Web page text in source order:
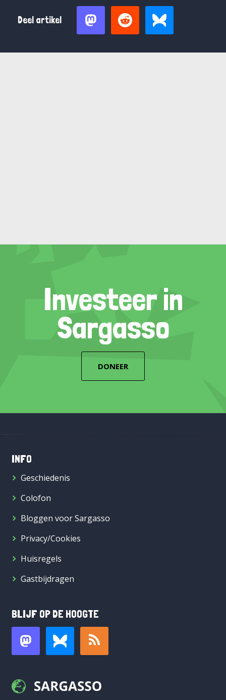
Deel artikel
Investeer in
Sargasso
DONEER
INFO
Geschiedenis
Colofon
Bloggen voor Sargasso
Privacy/Cookies
Huisregels
Gastbijdragen
BLIJF OP DE HOOGTE